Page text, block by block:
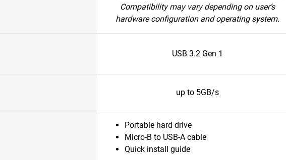
Compatibility may vary depending on user’s
hardware configuration and operating system.
USB 3.2 Gen 1
up to 5GB/s
Portable hard drive
Micro-B to USB-A cable
Quick install guide